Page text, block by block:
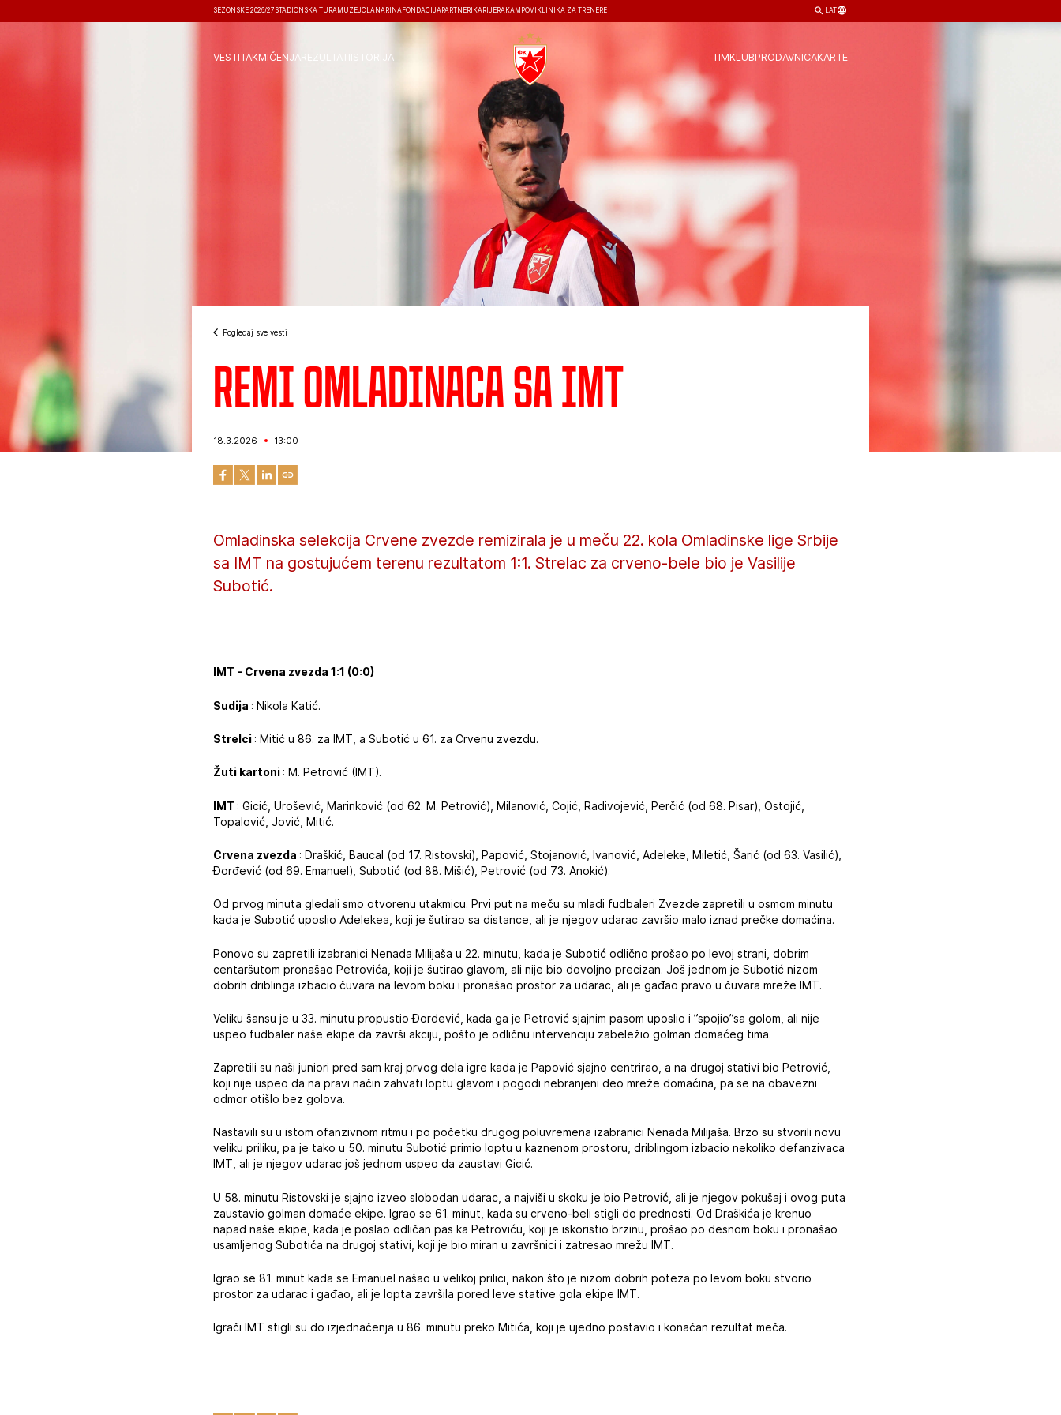
SEZONSKE 2026/27 STADIONSKA TURA MUZEJČLANARINA FONDACIJA PARTNERI KARIJERA KAMPOVI KLINIKA ZA TRENERE LAT
VESTITAKMIČENJAREZULTATI ISTORIJA TIMKLUBPRODAVNICAKARTE
Pogledaj sve vesti
Remi omladinaca sa IMT
18.3.2026 13:00
Omladinska selekcija Crvene zvezde remizirala je u meču 22. kola Omladinske lige Srbije
sa IMT na gostujućem terenu rezultatom 1:1. Strelac za crveno-bele bio je Vasilije
Subotić.
IMT - Crvena zvezda 1:1 (0:0)
Sudija : Nikola Katić.
Strelci : Mitić u 86. za IMT, a Subotić u 61. za Crvenu zvezdu.
Žuti kartoni : M. Petrović (IMT).
IMT : Gicić, Urošević, Marinković (od 62. M. Petrović), Milanović, Cojić, Radivojević, Perčić (od 68. Pisar), Ostojić,
Topalović, Jović, Mitić.
Crvena zvezda : Draškić, Baucal (od 17. Ristovski), Papović, Stojanović, Ivanović, Adeleke, Miletić, Šarić (od 63. Vasilić),
Đorđević (od 69. Emanuel), Subotić (od 88. Mišić), Petrović (od 73. Anokić).
Od prvog minuta gledali smo otvorenu utakmicu. Prvi put na meču su mladi fudbaleri Zvezde zapretili u osmom minutu
kada je Subotić uposlio Adelekea, koji je šutirao sa distance, ali je njegov udarac završio malo iznad prečke domaćina.
Ponovo su zapretili izabranici Nenada Milijaša u 22. minutu, kada je Subotić odlično prošao po levoj strani, dobrim
centaršutom pronašao Petrovića, koji je šutirao glavom, ali nije bio dovoljno precizan. Još jednom je Subotić nizom
dobrih driblinga izbacio čuvara na levom boku i pronašao prostor za udarac, ali je gađao pravo u čuvara mreže IMT.
Veliku šansu je u 33. minutu propustio Đorđević, kada ga je Petrović sjajnim pasom uposlio i ”spojio”sa golom, ali nije
uspeo fudbaler naše ekipe da završi akciju, pošto je odličnu intervenciju zabeležio golman domaćeg tima.
Zapretili su naši juniori pred sam kraj prvog dela igre kada je Papović sjajno centrirao, a na drugoj stativi bio Petrović,
koji nije uspeo da na pravi način zahvati loptu glavom i pogodi nebranjeni deo mreže domaćina, pa se na obavezni
odmor otišlo bez golova.
Nastavili su u istom ofanzivnom ritmu i po početku drugog poluvremena izabranici Nenada Milijaša. Brzo su stvorili novu
veliku priliku, pa je tako u 50. minutu Subotić primio loptu u kaznenom prostoru, driblingom izbacio nekoliko defanzivaca
IMT, ali je njegov udarac još jednom uspeo da zaustavi Gicić.
U 58. minutu Ristovski je sjajno izveo slobodan udarac, a najviši u skoku je bio Petrović, ali je njegov pokušaj i ovog puta
zaustavio golman domaće ekipe. Igrao se 61. minut, kada su crveno-beli stigli do prednosti. Od Draškića je krenuo
napad naše ekipe, kada je poslao odličan pas ka Petroviću, koji je iskoristio brzinu, prošao po desnom boku i pronašao
usamljenog Subotića na drugoj stativi, koji je bio miran u završnici i zatresao mrežu IMT.
Igrao se 81. minut kada se Emanuel našao u velikoj prilici, nakon što je nizom dobrih poteza po levom boku stvorio
prostor za udarac i gađao, ali je lopta završila pored leve stative gola ekipe IMT.
Igrači IMT stigli su do izjednačenja u 86. minutu preko Mitića, koji je ujedno postavio i konačan rezultat meča.